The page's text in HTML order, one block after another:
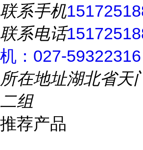
联系手机
联系电话
机：027-59322316
所在地址湖北省天
二组
推荐产品